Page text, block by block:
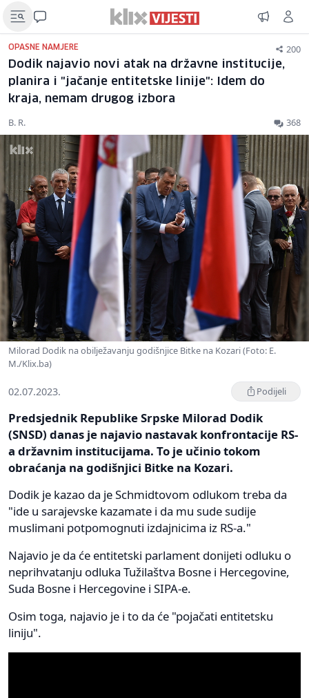
OPASNE NAMJERE 200
Dodik najavio novi atak na državne institucije,
planira i "jačanje entitetske linije": Idem do
kraja, nemam drugog izbora
B. R. 368
Milorad Dodik na obilježavanju godišnjice Bitke na Kozari (Foto: E.
M./Klix.ba)
02.07.2023. Podijeli
Predsjednik Republike Srpske Milorad Dodik
(SNSD) danas je najavio nastavak konfrontacije RS-
a državnim institucijama. To je učinio tokom
obraćanja na godišnjici Bitke na Kozari.
Dodik je kazao da je Schmidtovom odlukom treba da
"ide u sarajevske kazamate i da mu sude sudije
muslimani potpomognuti izdajnicima iz RS-a."
Najavio je da će entitetski parlament donijeti odluku o
neprihvatanju odluka Tužilaštva Bosne i Hercegovine,
Suda Bosne i Hercegovine i SIPA-e.
Osim toga, najavio je i to da će "pojačati entitetsku
liniju".